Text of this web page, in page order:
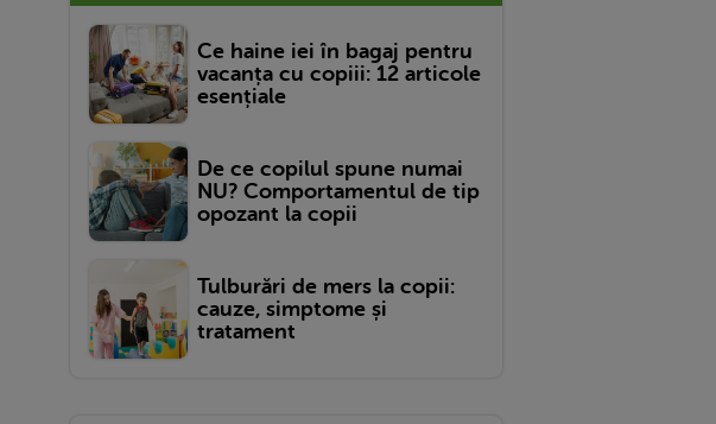
Ce haine iei în bagaj pentru
vacanța cu copiii: 12 articole
esențiale
De ce copilul spune numai
NU? Comportamentul de tip
opozant la copii
Tulburări de mers la copii:
cauze, simptome și
tratament